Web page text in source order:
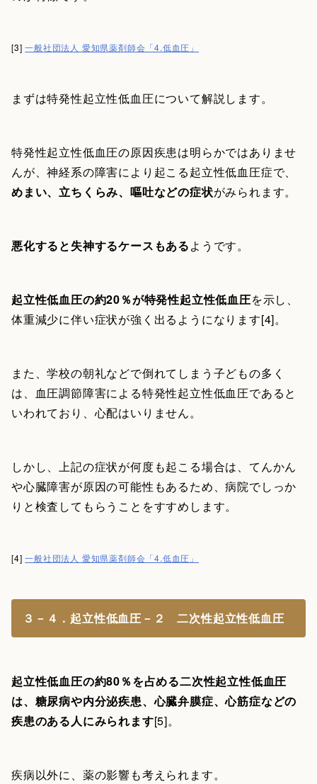
[3]一般社団法人 愛知県薬剤師会「4.低血圧」
まずは特発性起立性低血圧について解説します。
特発性起立性低血圧の原因疾患は明らかではありませ
んが、神経系の障害により起こる起立性低血圧症で、
めまい、立ちくらみ、嘔吐などの症状がみられます。
悪化すると失神するケースもあるようです。
起立性低血圧の約20％が特発性起立性低血圧を示し、
体重減少に伴い症状が強く出るようになります[4]。
また、学校の朝礼などで倒れてしまう子どもの多く
は、血圧調節障害による特発性起立性低血圧であると
いわれており、心配はいりません。
しかし、上記の症状が何度も起こる場合は、てんかん
や心臓障害が原因の可能性もあるため、病院でしっか
りと検査してもらうことをすすめします。
[4]一般社団法人 愛知県薬剤師会「4.低血圧」
３－４．起立性低血圧－２ 二次性起立性低血圧
起立性低血圧の約80％を占める二次性起立性低血圧
は、糖尿病や内分泌疾患、心臓弁膜症、心筋症などの
疾患のある人にみられます[5]。
疾病以外に、薬の影響も考えられます。